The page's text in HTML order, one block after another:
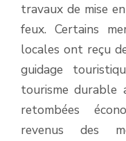
travaux de mise
feux. Certains
locales ont reçu
guidage
tourisme durable
retombées
revenus des